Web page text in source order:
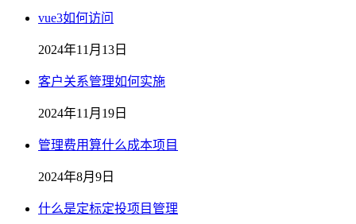
vue3如何访问
2024年11月13日
客户关系管理如何实施
2024年11月19日
管理费用算什么成本项目
2024年8月9日
什么是定标定投项目管理